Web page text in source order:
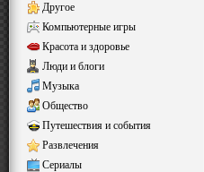
Другое
Компьютерные игры
Красота и здоровье
Люди и блоги
Музыка
Общество
Путешествия и события
Развлечения
Сериалы